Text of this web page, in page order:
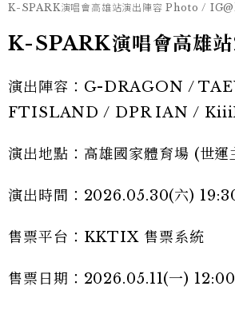
K-SPARK演唱會高雄站演出陣容 Photo /
K-SPARK演唱會高雄
演出陣容：G-DRAGON /
FTISLAND / DPR IAN /
演出地點：高雄國家體育場 (世運
演出時間：2026.05.30(六)
售票平台：KKTIX 售票系統
售票日期：2026.05.11(一)